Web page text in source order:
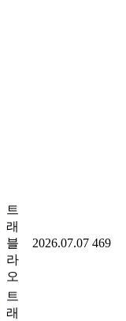
트
래
블
라
오
2026.07.07 469
트
래